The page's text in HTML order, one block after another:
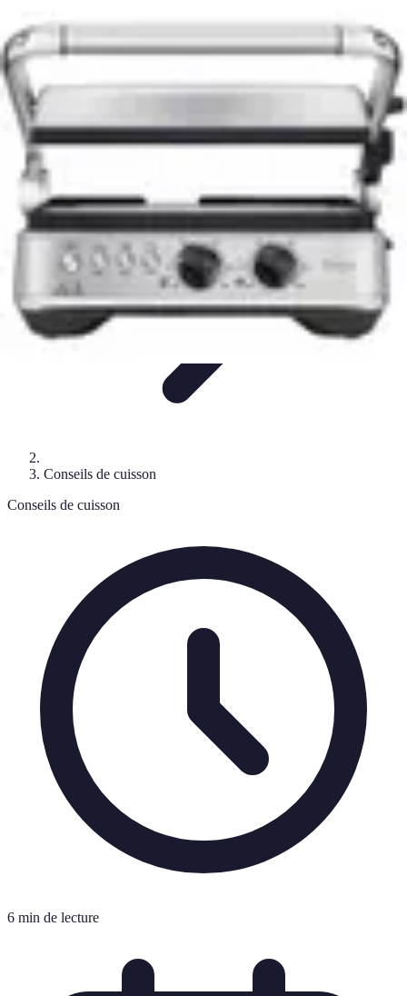
Préparation et Techniques
TechniquesSanté et NutritionChoix des Fruits de Mer
Guide Fruits de Mer
Conseils de cuisson
Conseils de cuisson
6 min de lecture